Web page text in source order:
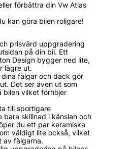
förbättra din Vw Atlas
kan göra bilen roligare!
prisvärd uppgradering
på din bil. Ett
Design bygger ned lite,
lägre ut.
fälgar och däck gör
Det ser även ut som
bilen vilket förhöjer
till sportigare
bara skillnad i känslan och
du ett par keramiska
väldigt lite också, vilket
av fälgarna.